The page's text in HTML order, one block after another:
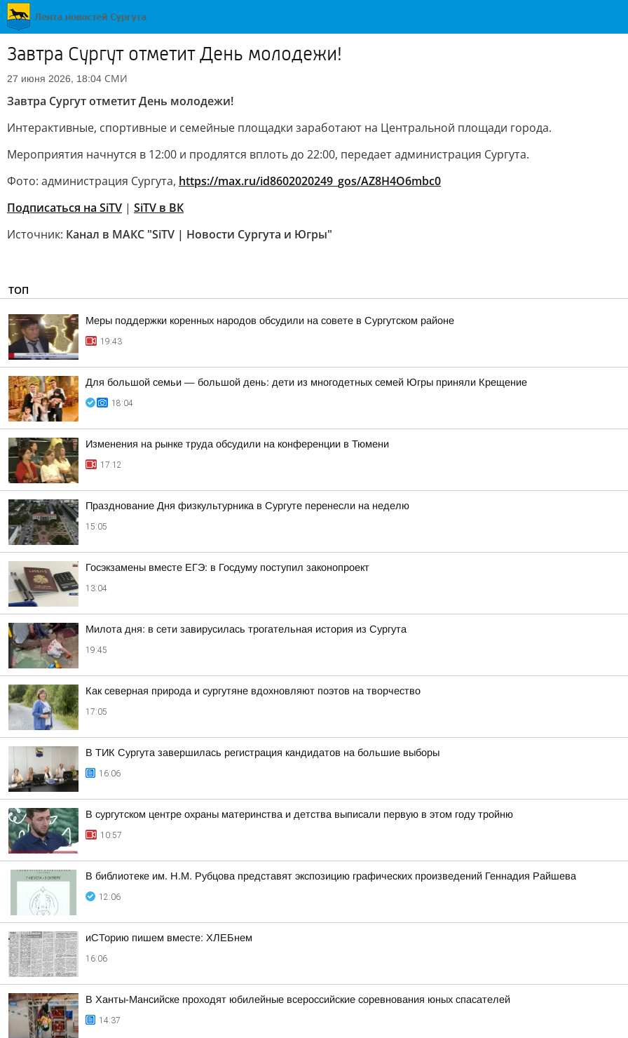
Завтра Сургут отметит День молодежи!
27 июня 2026, 18:04 СМИ
Завтра Сургут отметит День молодежи!
Интерактивные, спортивные и семейные площадки заработают на Центральной площади города.
Мероприятия начнутся в 12:00 и продлятся вплоть до 22:00, передает администрация Сургута.
Фото: администрация Сургута, https://max.ru/id8602020249_gos/AZ8H4O6mbc0
Подписаться на SiTV | SiTV в ВК
Источник: Канал в МАКС "SiTV | Новости Сургута и Югры"
ТОП
Меры поддержки коренных народов обсудили на совете в Сургутском районе
19:43
Для большой семьи — большой день: дети из многодетных семей Югры приняли Крещение
18:04
Изменения на рынке труда обсудили на конференции в Тюмени
17:12
Празднование Дня физкультурника в Сургуте перенесли на неделю
15:05
Госэкзамены вместе ЕГЭ: в Госдуму поступил законопроект
13:04
Милота дня: в сети завирусилась трогательная история из Сургута
19:45
Как северная природа и сургутяне вдохновляют поэтов на творчество
17:05
В ТИК Сургута завершилась регистрация кандидатов на большие выборы
16:06
В сургутском центре охраны материнства и детства выписали первую в этом году тройню
10:57
В библиотеке им. Н.М. Рубцова представят экспозицию графических произведений Геннадия Райшева
12:06
иСТорию пишем вместе: ХЛЕБнем
16:06
В Ханты-Мансийске проходят юбилейные всероссийские соревнования юных спасателей
14:37